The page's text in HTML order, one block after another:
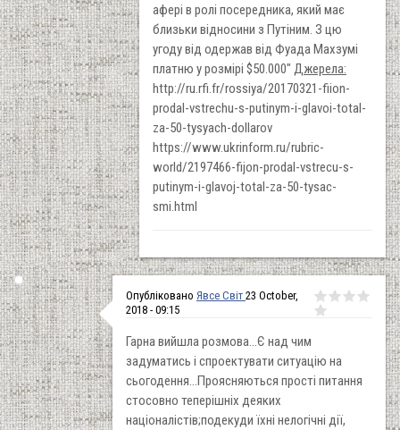
афері в ролі посередника, який має
близьки відносини з Путіним. З цю
угоду від одержав від Фуада Махзумі
платню у розмірі $50.000" Джерела:
http://ru.rfi.fr/rossiya/20170321-fiion-
prodal-vstrechu-s-putinym-i-glavoi-total-
za-50-tysyach-dollarov
https://www.ukrinform.ru/rubric-
world/2197466-fijon-prodal-vstrecu-s-
putinym-i-glavoj-total-za-50-tysac-
smi.html
Опубліковано Явсе Світ 23 October,
2018 - 09:15
Гарна вийшла розмова...Є над чим
задуматись і спроектувати ситуацію на
сьогодення...Проясняються прості питання
стосовно теперішніх деяких
націоналістів;подекуди їхні нелогічні дії,